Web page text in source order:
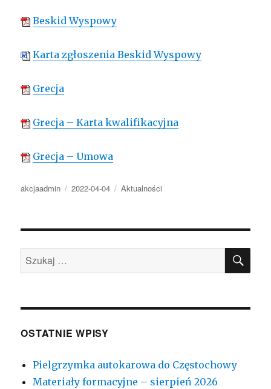
Beskid Wyspowy
Karta zgłoszenia Beskid Wyspowy
Grecja
Grecja – Karta kwalifikacyjna
Grecja – Umowa
Autor
akcjaadmin Opublikowano
2022-04-04 Kategorie
Aktualności
Szukaj:
OSTATNIE WPISY
Pielgrzymka autokarowa do Częstochowy
Materiały formacyjne – sierpień 2026